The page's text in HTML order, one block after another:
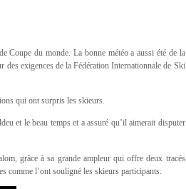
Coupe du monde. La bonne météo a aussi été de la
des exigences de la Fédération Internationnale de Ski
qui ont surpris les skieurs.
et le beau temps et a assuré qu’il aimerait disputer
grâce à sa grande ampleur qui offre deux tracés
comme l’ont souligné les skieurs participants.